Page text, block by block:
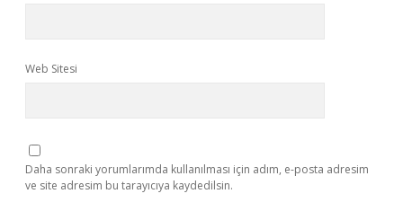
Web Sitesi
Daha sonraki yorumlarımda kullanılması için adım, e-posta adresim
ve site adresim bu tarayıcıya kaydedilsin.